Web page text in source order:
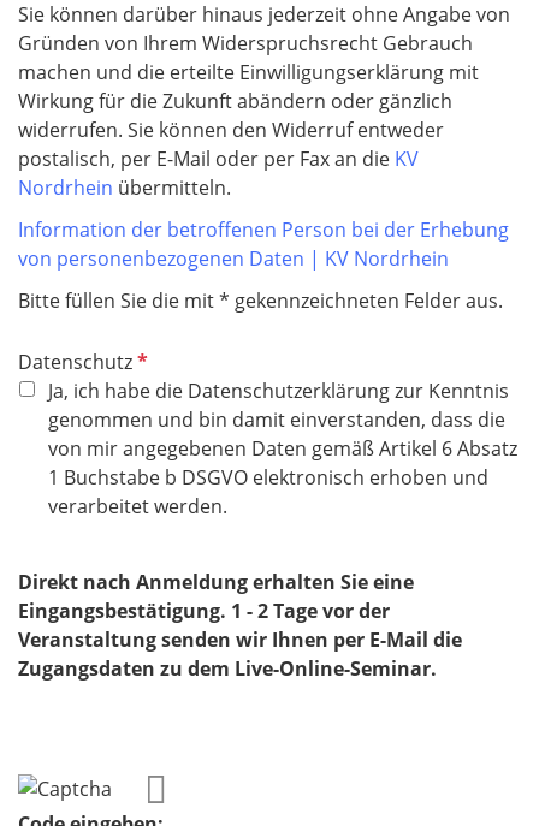
Sie können darüber hinaus jederzeit ohne Angabe von
Gründen von Ihrem Widerspruchsrecht Gebrauch
machen und die erteilte Einwilligungserklärung mit
Wirkung für die Zukunft abändern oder gänzlich
widerrufen. Sie können den Widerruf entweder
postalisch, per E-Mail oder per Fax an die KV
Nordrhein übermitteln.
Information der betroffenen Person bei der Erhebung
von personenbezogenen Daten | KV Nordrhein
Bitte füllen Sie die mit * gekennzeichneten Felder aus.
DatenschutzP
f
l
i
c
h
e
l
d
Ja, ich habe die Datenschutzerklärung zur Kenntnis
genommen und bin damit einverstanden, dass die
von mir angegebenen Daten gemäß Artikel 6 Absatz
1 Buchstabe b DSGVO elektronisch erhoben und
verarbeitet werden.
Direkt nach Anmeldung erhalten Sie eine
Eingangsbestätigung. 1 - 2 Tage vor der
Veranstaltung senden wir Ihnen per E-Mail die
Zugangsdaten zu dem Live-Online-​​​​​​Seminar.